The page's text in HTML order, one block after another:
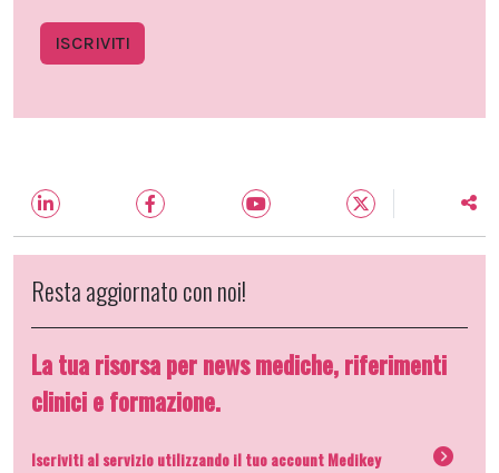
ISCRIVITI
Resta aggiornato con noi!
La tua risorsa per news mediche, riferimenti
clinici e formazione.
Iscriviti al servizio utilizzando il tuo account Medikey